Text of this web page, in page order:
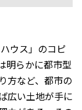
ウス」のコピ
明らかに都市型
方など、都市の
広い土地が手に